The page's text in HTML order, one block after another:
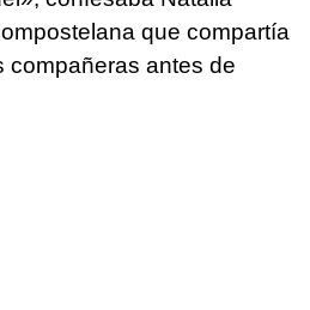
que compartía
compañeras antes de